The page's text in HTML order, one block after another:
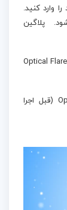
وارد کنید.
پلاگین
2 نسخه از پروژه وجود دارد، با افزونه Optical Flare و با Optical Flare
VH_Fusion.aep – بدون پلاگین Optical Flare (قبل اجرا